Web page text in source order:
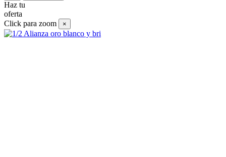
Haz tu
oferta
Click para zoom
×